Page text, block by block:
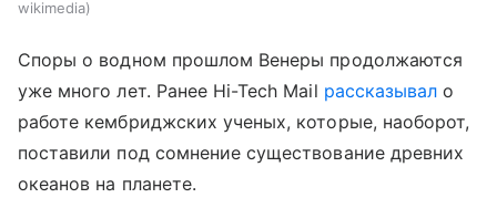
wikimedia
Споры о водном прошлом Венеры продолжаются
уже много лет. Ранее Hi-Tech Mail рассказывал о
работе кембриджских ученых, которые, наоборот,
поставили под сомнение существование древних
океанов на планете.